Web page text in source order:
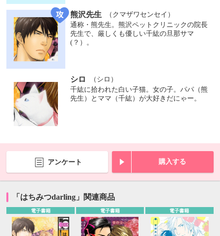
熊沢先生
（クマザワセンセイ）
通称・熊先生。熊沢ペットクリニックの院長
先生で、厳しくも優しい千紘の旦那サマ
(？）。
シロ
（シロ）
千紘に拾われた白い子猫。女の子。パパ（熊
先生）とママ（千紘）が大好きだにゃー。
アンケート 購入する
「はちみつdarling」関連商品
電子書籍 電子書籍 電子書籍